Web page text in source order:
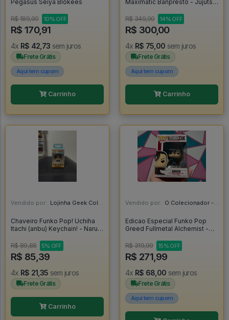
Pegasus Seiya Blokees
R$ 189,90 10% OFF
R$ 170,91
4x R$ 42,73 sem juros
Frete Grátis
Aqui tem cupom
Carrinho
Maximatic Banpresto - Jujutsu
R$ 349,90
14% OFF
R$ 300,00
4x R$ 75,00 sem juros
Frete Grátis
Aqui tem cupom
Carrinho
Vendido por: Lojinha Geek Colecionáveis - DF
Chaveiro Funko Pop! Uchiha
Itachi (anbu) Keychain! - Naruto
R$ 89,88
5% OFF
R$ 85,39
4x R$ 21,35 sem juros
Frete Grátis
Carrinho
Vendido por: O Colecionador - SP
Edicao Especial Funko Pop
Greed Fullmetal Alchemist -
R$ 319,99
15% OFF
R$ 271,99
4x R$ 68,00 sem juros
Frete Grátis
Aqui tem cupom